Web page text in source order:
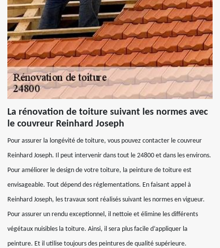
La rénovation de toiture suivant les normes avec
le couvreur Reinhard Joseph
Pour assurer la longévité de toiture, vous pouvez contacter le couvreur
Reinhard Joseph. Il peut intervenir dans tout le 24800 et dans les environs.
Pour améliorer le design de votre toiture, la peinture de toiture est
envisageable. Tout dépend des réglementations. En faisant appel à
Reinhard Joseph, les travaux sont réalisés suivant les normes en vigueur.
Pour assurer un rendu exceptionnel, il nettoie et élimine les différents
végétaux nuisibles la toiture. Ainsi, il sera plus facile d’appliquer la
peinture. Et il utilise toujours des peintures de qualité supérieure.